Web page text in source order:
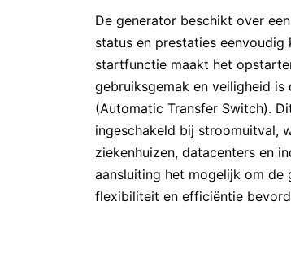
De generator beschikt over
status en prestaties
startfunctie maakt het
gebruiksgemak en veiligheid is
(Automatic Transfer Switch).
ingeschakeld bij stroomuitval,
ziekenhuizen, datacenters en
aansluiting het mogelijk om
flexibiliteit en efficiëntie